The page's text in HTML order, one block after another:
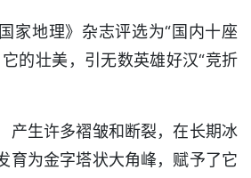
家地理》杂志评选为“国内十座
的壮美，引无数英雄好汉“竞折
产生许多褶皱和断裂，在长期冰
育为金字塔状大角峰，赋予了它